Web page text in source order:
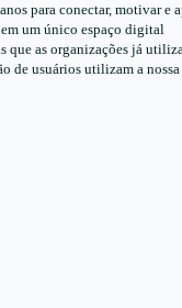
para conectar, motivar e
em um único espaço digital
que as organizações já
de usuários utilizam a nossa